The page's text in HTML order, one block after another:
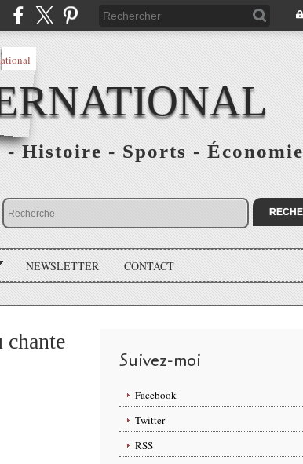
Histoire - Sports - Économie
NEWSLETTER CONTACT
chante
Suivez-moi
Facebook
Twitter
RSS